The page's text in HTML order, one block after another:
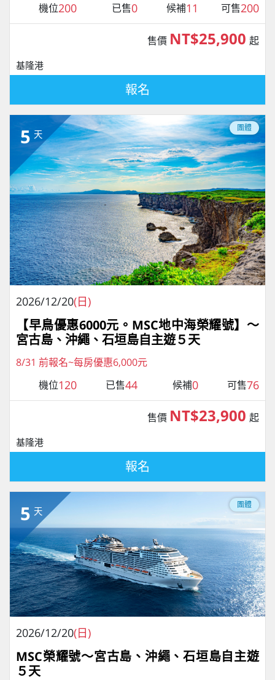
機位200 已售0 候補11 可售200
基隆港
售價 NT$25,900 起
報名
5 天
團體
2026/12/20(日)
【早鳥優惠6000元。MSC地中海榮耀號】～
宮古島、沖繩、石垣島自主遊５天
8/31 前報名~每房優惠6,000元
機位120 已售44 候補0 可售76
基隆港
售價 NT$23,900 起
報名
5 天
團體
2026/12/20(日)
MSC榮耀號～宮古島、沖繩、石垣島自主遊
５天